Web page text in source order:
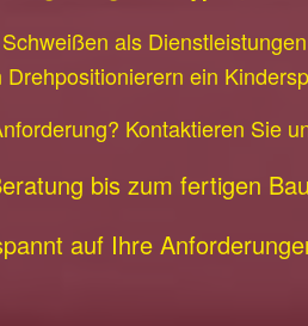
als
ein
Kontaktieren Sie
bis zum fertigen
auf Ihre